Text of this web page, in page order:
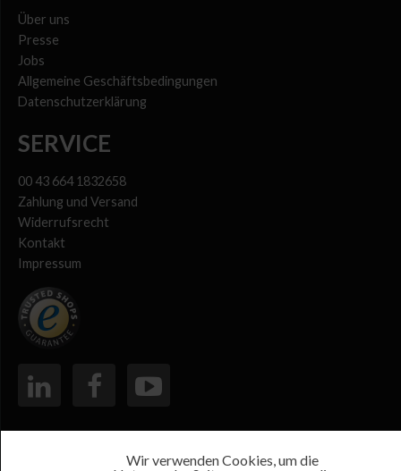
Über uns
Presse
Jobs
Allgemeine Geschäftsbedingungen
Datenschutzerklärung
SERVICE
00 43 664 1832658
Zahlung und Versand
Widerrufsrecht
Kontakt
Impressum
Wir verwenden Cookies, um die